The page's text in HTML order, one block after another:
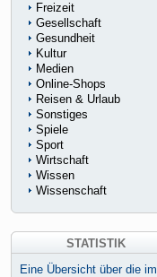
Freizeit
Gesellschaft
Gesundheit
Kultur
Medien
Online-Shops
Reisen & Urlaub
Sonstiges
Spiele
Sport
Wirtschaft
Wissen
Wissenschaft
STATISTIK
Eine Übersicht über die im